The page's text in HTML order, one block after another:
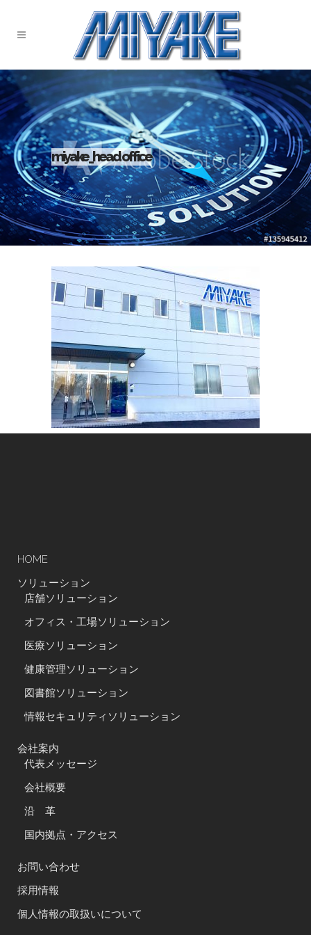
miyake_head office
HOME
ソリューション
店舗ソリューション
オフィス・工場ソリューション
医療ソリューション
健康管理ソリューション
図書館ソリューション
情報セキュリティソリューション
会社案内
代表メッセージ
会社概要
沿 革
国内拠点・アクセス
お問い合わせ
採用情報
個人情報の取扱いについて